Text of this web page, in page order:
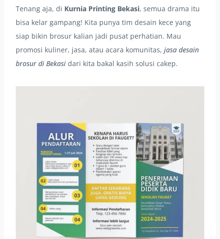
Tenang aja, di Kurnia Printing Bekasi, semua drama itu
bisa kelar gampang! Kita punya tim desain kece yang
siap bikin brosur kalian jadi pusat perhatian. Mau
promosi kuliner, jasa, atau acara komunitas, jasa desain
brosur di Bekasi dari kita bakal kasih solusi cakep.